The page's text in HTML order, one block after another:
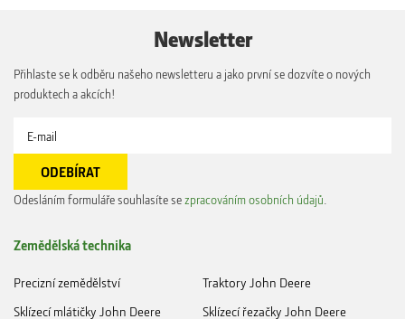
Newsletter
Přihlaste se k odběru našeho newsletteru a jako první se dozvíte o nových
produktech a akcích!
Odesláním formuláře souhlasíte sezpracováním osobních údajů
Zemědělská technika
Precizní zemědělství
Traktory John Deere
Sklízecí mlátičky John Deere
Sklízecí řezačky John Deere